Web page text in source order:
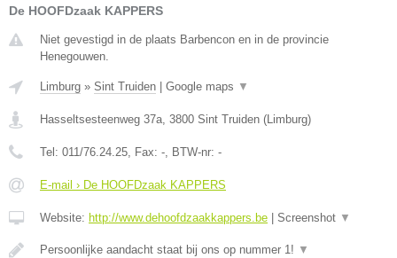
De HOOFDzaak KAPPERS
Niet gevestigd in de plaats Barbencon en in de provincie
Henegouwen.
Limburg » Sint Truiden Google maps ▼
Hasseltsesteenweg 37a, 3800 Sint Truiden (Limburg)
Tel: 011/76.24.25, Fax: -, BTW-nr: -
E-mail › De HOOFDzaak KAPPERS
Website: http://www.dehoofdzaakkappers.be Screenshot ▼
Persoonlijke aandacht staat bij ons op nummer 1! ▼